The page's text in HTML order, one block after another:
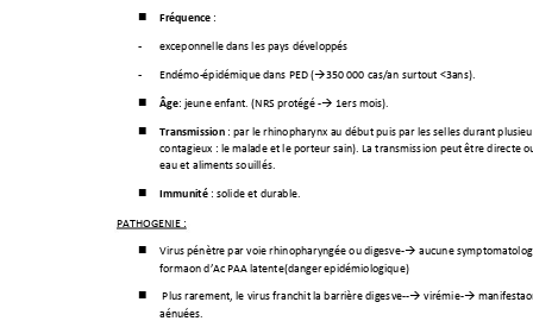
Fréquence :
- exceptionnelle dans les pays développés
- Endémo-épidémique dans PED (350 000 cas/an surtout <3ans).
Âge: jeune enfant. (NRS protégé - 1ers mois).
Transmission : par le rhinopharynx au début puis par les selles durant
contagieux : le malade et le porteur sain). La transmission peut être directe
eau et aliments souillés.
Immunité : solide et durable.
PATHOGENIE :
Virus pénètre par voie rhinopharyngée ou digestive- aucune
formation d’Ac PAA latente(danger epidémiologique)
Plus rarement, le virus franchit la barrière digestive-- virémie-
atténuées.